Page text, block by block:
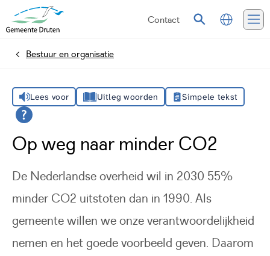
Contact
ZoekenVertalen
HomeBestuur en organisatie
Lees voor Uitleg woorden Simpele tekst
Op weg naar minder CO2
De Nederlandse overheid wil in 2030 55%
minder CO2 uitstoten dan in 1990. Als
gemeente willen we onze verantwoordelijkheid
nemen en het goede voorbeeld geven. Daarom